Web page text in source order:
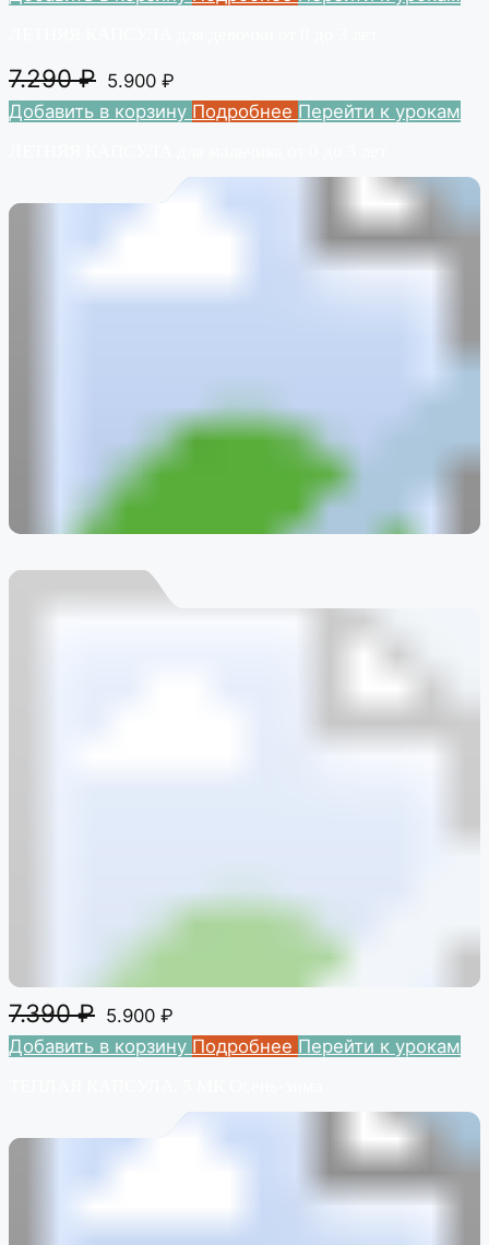
7.290₽ 5.900 ₽
Добавить в корзину Подробнее Перейти к урокам
7.390₽ 5.900 ₽
Добавить в корзину Подробнее Перейти к урокам